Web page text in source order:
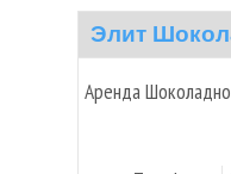
Элит
Аренда